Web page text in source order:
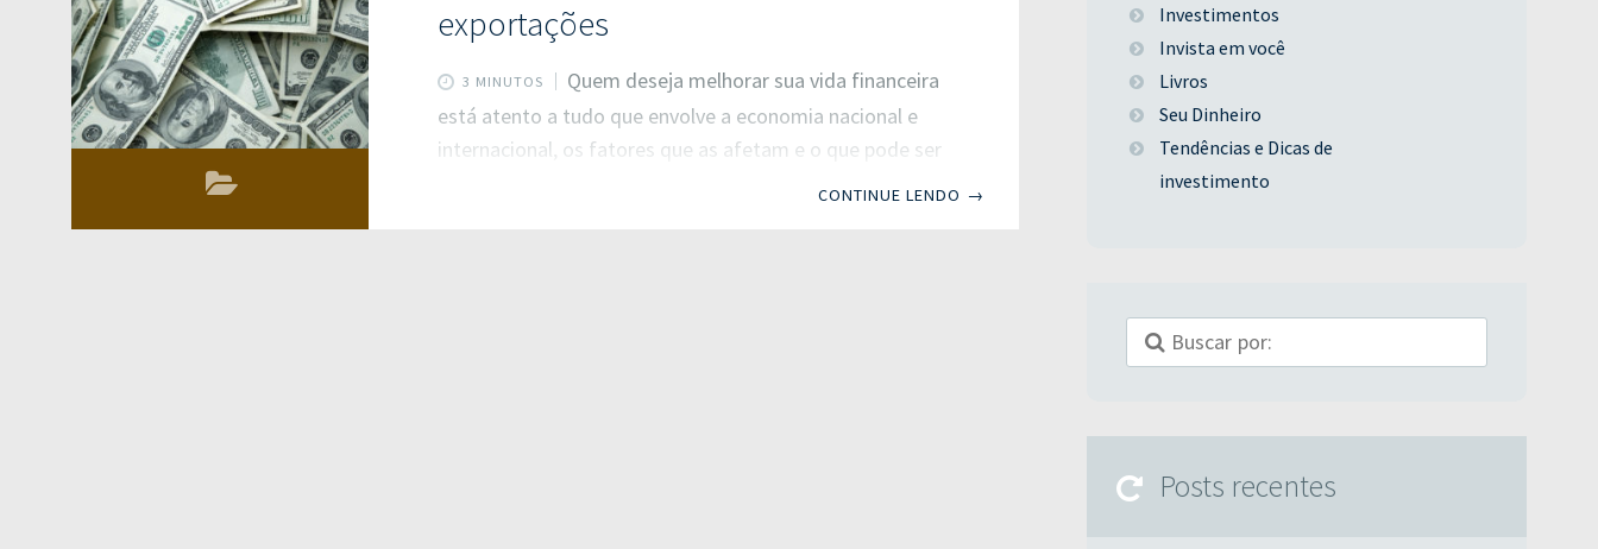
exportações
3 MINUTOS
Quem deseja melhorar sua vida financeira
está atento a tudo que envolve a economia nacional e
internacional, os fatores que as afetam e o que pode ser
CONTINUE LENDO →
Investimentos
Invista em você
Livros
Seu Dinheiro
Tendências e Dicas de
investimento
Posts recentes